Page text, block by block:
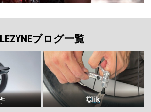
LEZYNEブログ一覧